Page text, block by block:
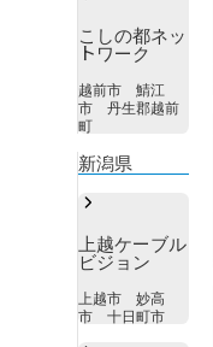
こしの都ネッ
トワーク
越前市 鯖江
市 丹生郡越前
町
新潟県
上越ケーブル
ビジョン
上越市 妙高
市 十日町市